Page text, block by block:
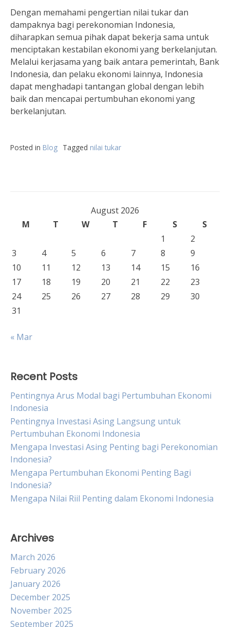
Dengan memahami pengertian nilai tukar dan
dampaknya bagi perekonomian Indonesia,
diharapkan semua pihak dapat bekerja sama untuk
menciptakan kestabilan ekonomi yang berkelanjutan.
Melalui kerjasama yang baik antara pemerintah, Bank
Indonesia, dan pelaku ekonomi lainnya, Indonesia
dapat menghadapi tantangan global dengan lebih
baik dan mencapai pertumbuhan ekonomi yang
berkelanjutan.
Posted in Blog Tagged nilai tukar
August 2026
M
T W T F S
S
1
2
3
4 5 6 7 8
9
10
11 12 13 14 15
16
17
18 19 20 21 22
23
24
25 26 27 28 29
30
31
« Mar
Recent Posts
Pentingnya Arus Modal bagi Pertumbuhan Ekonomi
Indonesia
Pentingnya Investasi Asing Langsung untuk
Pertumbuhan Ekonomi Indonesia
Mengapa Investasi Asing Penting bagi Perekonomian
Indonesia?
Mengapa Pertumbuhan Ekonomi Penting Bagi
Indonesia?
Mengapa Nilai Riil Penting dalam Ekonomi Indonesia
Archives
March 2026
February 2026
January 2026
December 2025
November 2025
September 2025